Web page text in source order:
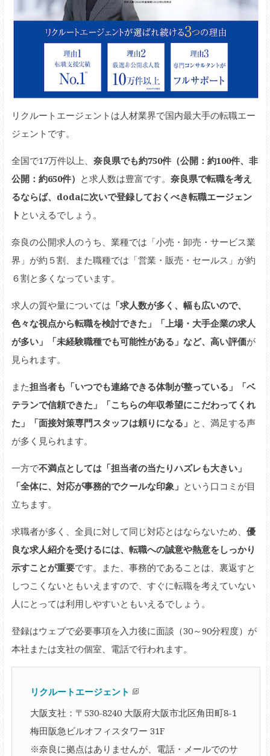
リクルートエージェントは人材業界で国内最大手の転職エー
ジェントです。
全国で17万件以上、 奈良県でも約750件（公開：約100件、非
公開：約650件） と求人数は豊富です。 奈良県で転職を考え
るならば、dodaに次いで登録しておくべき転職エージェン
ト といえるでしょう。
奈良の公開求人のうち、業種では「小売・卸売・サービス業
界」が約５割、また職種では「営業・販売・セールス」が約
６割と多くなっています。
求人の質や量については 「求人数が多く、幅も広いので、
色々な視点から転職を検討できた」「上場・大手企業の求人
が多い」「未経験職種でも可能性がある」など、高い評価が
見られます。
また担当者も「いつでも連絡できる体制が整っている」「ベ
テランで信頼できた」「こちらの年収希望にこだわってくれ
た」「面接対策専門スタッフは頼りになる」 と、満足する声
が多く見られます。
一方で不満点としては「担当者の当たりハズレも大きい」
「全体に、対応が事務的でクールな印象」 という口コミが目
立ちます。
求職者が多く、全員に対して同じ対応とはならないため、 優
良な求人紹介を受けるには、転職への誠意や熱意をしっかり
示すことが重要です。また、事務的であることは、裏返すと
しつこくないともいえますので、すぐに転職を考えていない
人にとっては利用しやすいともいえるでしょう。
登録はウェブで必要事項を入力後に面談（30～90分程度）が
本社または支社の個室、電話で行われます。
リクルートエージェント
大阪支社：〒530-8240 大阪府大阪市北区角田町8-1
梅田阪急ビルオフィスタワー 31F
※奈良に拠点はありませんが、電話・メールでのサ